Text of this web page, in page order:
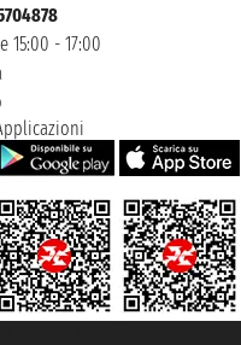
15:00 - 17:00